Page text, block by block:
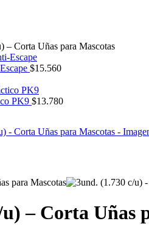
– Corta Uñas para Mascotas
$15.560
PK9 $13.780
– Corta Uñas